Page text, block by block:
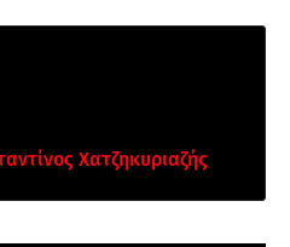
Χατζηκυριαζής